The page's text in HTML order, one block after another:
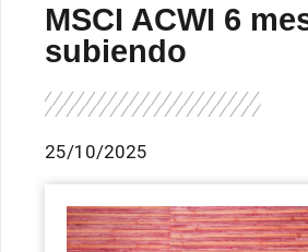
MSCI ACWI 6
subiendo
25/10/2025